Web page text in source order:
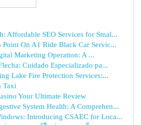
Affordable SEO Services for Smal...
Point On A1 Ride Black Car Servic...
Marketing Operation: A ...
Cuidado Especializado pa...
Lake Fire Protection Services:...
Taxi
Your Ultimate Review
System Health: A Comprehen...
Introducing CSAEC for Loca...